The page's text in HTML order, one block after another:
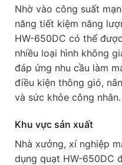
Nhờ vào công suất
năng tiết kiệm năng
HW-650DC có thể
nhiều loại hình không
đáp ứng nhu cầu làm
điều kiện thông gió,
và sức khỏe công nhân.
Khu vực sản xuất
Nhà xưởng, xí nghiệp
dụng quạt HW-650DC